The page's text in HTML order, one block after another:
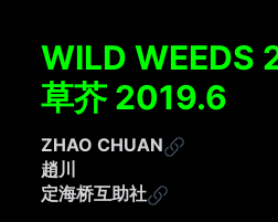
WILD WEEDS
草芥 2019.6
ZHAO CHUAN
趙川
定海桥互助社